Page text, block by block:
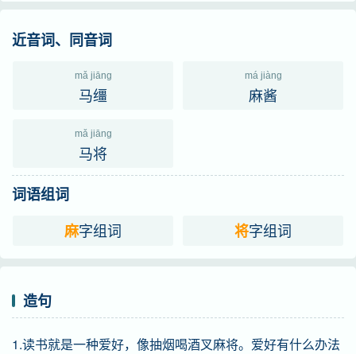
近音词、同音词
mǎ jiāng
马缰
má jiàng
麻酱
mǎ jiāng
马将
词语组词
麻字组词 将字组词
造句
1.读书就是一种爱好，像抽烟喝酒叉麻将。爱好有什么办法